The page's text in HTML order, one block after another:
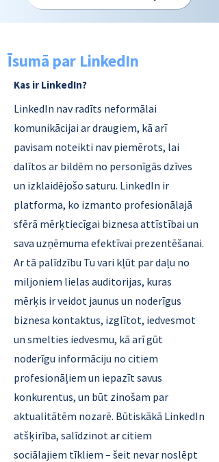
Īsumā par LinkedIn
Kas ir LinkedIn?
LinkedIn nav radīts neformālai
komunikācijai ar draugiem, kā arī
pavisam noteikti nav piemērots, lai
dalītos ar bildēm no personīgās dzīves
un izklaidējošo saturu. LinkedIn ir
platforma, ko izmanto profesionālajā
sfērā mērķtiecīgai biznesa attīstībai un
sava uzņēmuma efektīvai prezentēšanai.
Ar tā palīdzību Tu vari kļūt par daļu no
miljoniem lielas auditorijas, kuras
mērķis ir veidot jaunus un noderīgus
biznesa kontaktus, izglītot, iedvesmot
un smelties iedvesmu, kā arī gūt
noderīgu informāciju no citiem
profesionāļiem un iepazīt savus
konkurentus, un būt zinošam par
aktualitātēm nozarē. Būtiskākā LinkedIn
atšķirība, salīdzinot ar citiem
sociālajiem tīkliem – šeit nevar noslēpt